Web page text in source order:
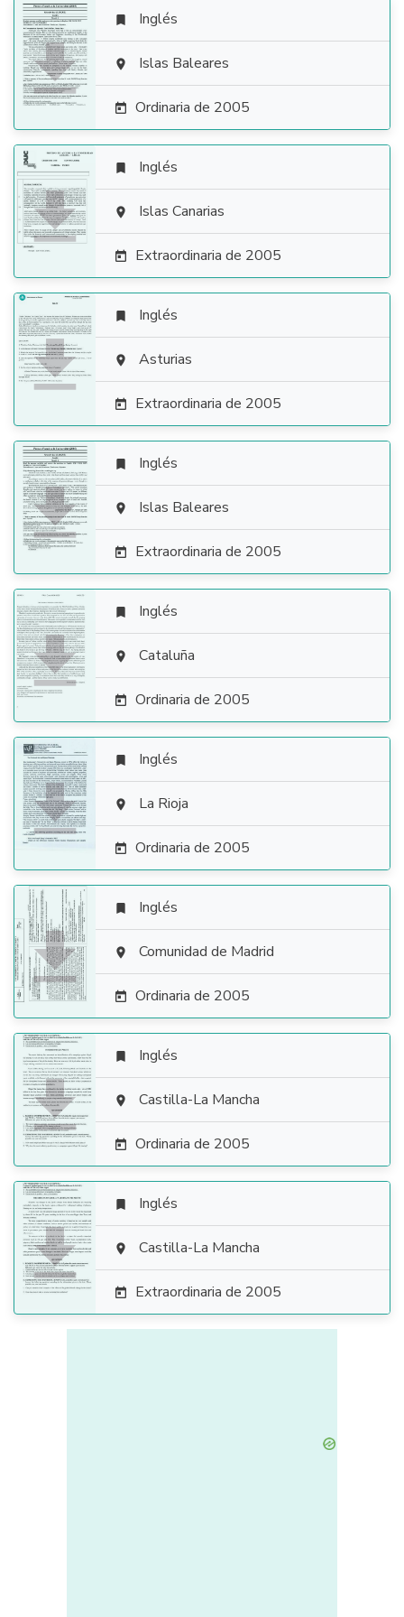

 Inglés
 Islas Baleares
 Ordinaria de 2005

 Inglés
 Islas Canarias
 Extraordinaria de 2005

 Inglés
 Asturias
 Extraordinaria de 2005

 Inglés
 Islas Baleares
 Extraordinaria de 2005

 Inglés
 Cataluña
 Ordinaria de 2005

 Inglés
 La Rioja
 Ordinaria de 2005

 Inglés
 Comunidad de Madrid
 Ordinaria de 2005

 Inglés
 Castilla-La Mancha
 Ordinaria de 2005

 Inglés
 Castilla-La Mancha
 Extraordinaria de 2005